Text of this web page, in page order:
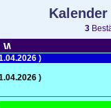
3
)
)